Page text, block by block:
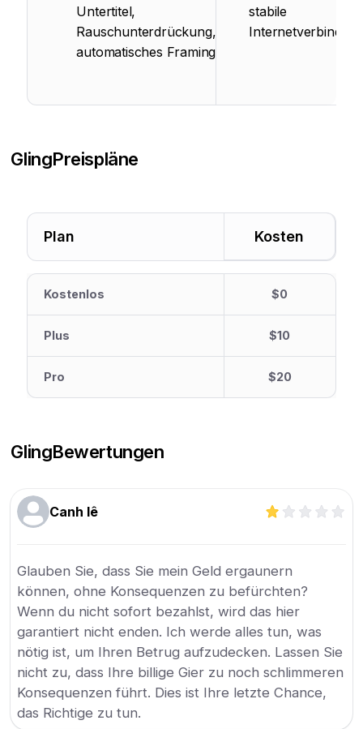
Untertitel,
Rauschunterdrückung,
automatisches Framing
stabile
GlingPreispläne
Plan Kosten
Kostenlos $0
Plus $10
Pro $20
GlingBewertungen
Canh lê
Glauben Sie, dass Sie mein Geld ergaunern
können, ohne Konsequenzen zu befürchten?
Wenn du nicht sofort bezahlst, wird das hier
garantiert nicht enden. Ich werde alles tun, was
nötig ist, um Ihren Betrug aufzudecken. Lassen Sie
nicht zu, dass Ihre billige Gier zu noch schlimmeren
Konsequenzen führt. Dies ist Ihre letzte Chance,
das Richtige zu tun.